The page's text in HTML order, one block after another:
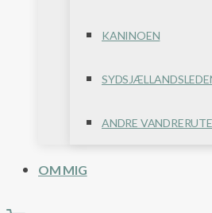
KANINOEN
ANDRE
OM MIG